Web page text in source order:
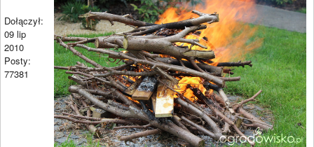
Dołączył:
09 lip
2010
Posty:
77381